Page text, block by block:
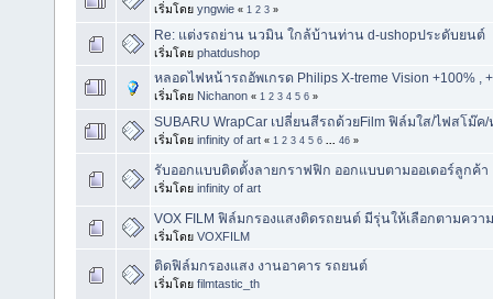
เริ่มโดย yngwie « 1 2 3 »
Re: แต่งรถย่าน นวมิน ใกล้บ้านท่าน d-ushopประดับยนต์
เริ่มโดย phatdushop
หลอดไฟหน้ารถอัพเกรด Philips X-treme Vision +100% ,
เริ่มโดย Nichanon « 1 2 3 4 5 6 »
SUBARU WrapCar เปลี่ยนสีรถด้วยFilm ฟิล์มใส/ไฟสโม๊ค
เริ่มโดย infinity of art « 1 2 3 4 5 6 46 »
รับออกแบบติดตั้งลายกราฟฟิก ออกแบบตามออเดอร์ลูกค้า
เริ่มโดย infinity of art
VOX FILM ฟิล์มกรองแสงติดรถยนต์ มีรุ่นให้เลือกตามควา
เริ่มโดย VOXFILM
ติดฟิล์มกรองแสง งานอาคาร รถยนต์
เริ่มโดย filmtastic_th